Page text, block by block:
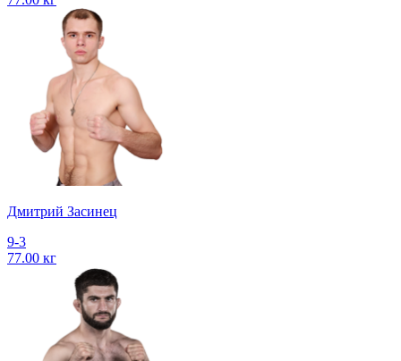
Дмитрий Засинец
9-3
77.00 кг